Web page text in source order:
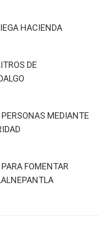
HACIENDA
DE
MEDIANTE
FOMENTAR